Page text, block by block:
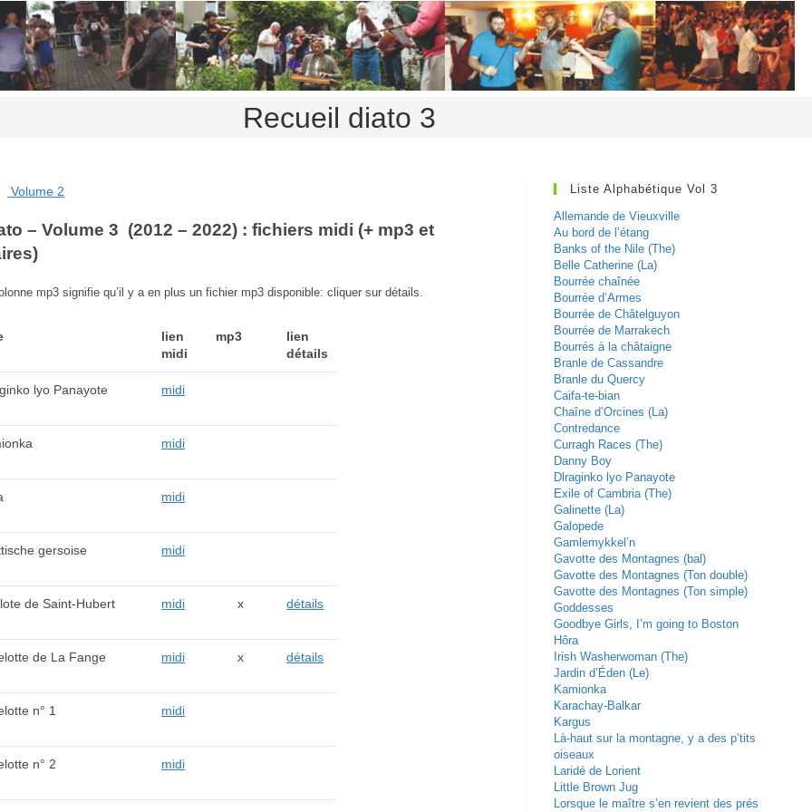
Recueil diato 3
Volume 2
– Volume 3 (2012 – 2022) : fichiers midi (+ mp3 et
mp3 signifie qu’il y a en plus un fichier mp3 disponible: cliquer sur détails.
lien
midi
mp3
lien
détails
lyo Panayote midi
midi
midi
gersoise midi
de Saint-Hubert midi x détails
de La Fange midi x détails
n° 1 midi
n° 2 midi
Liste Alphabétique Vol 3
Allemande de Vieuxville
Au bord de l’étang
Banks of the Nile (The)
Belle Catherine (La)
Bourrée chaînée
Bourrée d’Armes
Bourrée de Châtelguyon
Bourrée de Marrakech
Bourrés à la châtaigne
Branle de Cassandre
Branle du Quercy
Caifa-te-bian
Chaîne d’Orcines (La)
Contredance
Curragh Races (The)
Danny Boy
Dlraginko lyo Panayote
Exile of Cambria (The)
Galinette (La)
Galopede
Gamlemykkel’n
Gavotte des Montagnes (bal)
Gavotte des Montagnes (Ton double)
Gavotte des Montagnes (Ton simple)
Goddesses
Goodbye Girls, I’m going to Boston
Hôra
Irish Washerwoman (The)
Jardin d’Éden (Le)
Kamionka
Karachay-Balkar
Kargus
Là-haut sur la montagne, y a des p’tits
oiseaux
Laridé de Lorient
Little Brown Jug
Lorsque le maître s’en revient des prés